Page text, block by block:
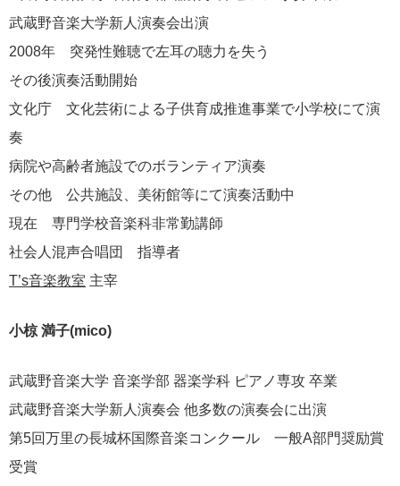
武蔵野音楽大学新人演奏会出演
2008年 突発性難聴で左耳の聴力を失う
その後演奏活動開始
文化庁 文化芸術による子供育成推進事業で小学校にて演
奏
病院や高齢者施設でのボランティア演奏
その他 公共施設、美術館等にて演奏活動中
現在 専門学校音楽科非常勤講師
社会人混声合唱団 指導者
T’s音楽教室 主宰
小椋 満子(mico)
武蔵野音楽大学 音楽学部 器楽学科 ピアノ専攻 卒業
武蔵野音楽大学新人演奏会 他多数の演奏会に出演
第5回万里の長城杯国際音楽コンクール 一般A部門奨励賞
受賞